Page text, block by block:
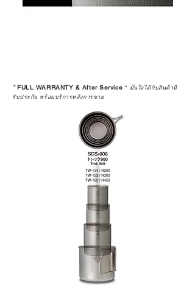
*FULL WARRANTY & After Service * มั่นใจได้กับสินค้ามี
รับประกัน พร้อมบริการหลังการขาย